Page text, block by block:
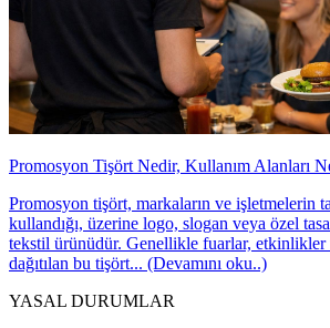
Promosyon Tişört Nedir, Kullanım Alanları
Promosyon tişört, markaların ve işletmelerin
kullandığı, üzerine logo, slogan veya özel
tekstil ürünüdür. Genellikle fuarlar, etkinlikler
dağıtılan bu tişört... (Devamını oku..)
YASAL DURUMLAR